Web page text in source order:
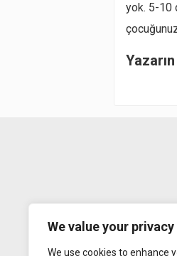
We value your privacy
We use cookies to enhance
yok. 5-10